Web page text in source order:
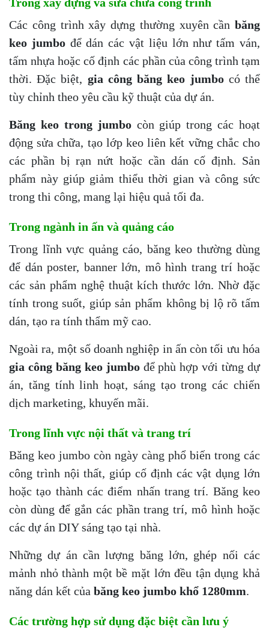
Các công trình xây dựng thường xuyên cần băng
keo jumbođể dán các vật liệu lớn như tấm ván,
tấm nhựa hoặc cố định các phần của công trình tạm
thời. Đặc biệt, gia công băng keo jumbocó thể
tùy chỉnh theo yêu cầu kỹ thuật của dự án.
Băng keo trong jumbocòn giúp trong các hoạt
động sửa chữa, tạo lớp keo liên kết vững chắc cho
các phần bị rạn nứt hoặc cần dán cố định. Sản
phẩm này giúp giảm thiểu thời gian và công sức
trong thi công, mang lại hiệu quả tối đa.
Trong ngành in ấn và quảng cáo
Trong lĩnh vực quảng cáo, băng keo thường dùng
để dán poster, banner lớn, mô hình trang trí hoặc
các sản phẩm nghệ thuật kích thước lớn. Nhờ đặc
tính trong suốt, giúp sản phẩm không bị lộ rõ tấm
dán, tạo ra tính thẩm mỹ cao.
Ngoài ra, một số doanh nghiệp in ấn còn tối ưu hóa
gia công băng keo jumbođể phù hợp với từng dự
án, tăng tính linh hoạt, sáng tạo trong các chiến
dịch marketing, khuyến mãi.
Trong lĩnh vực nội thất và trang trí
Băng keo jumbo còn ngày càng phổ biến trong các
công trình nội thất, giúp cố định các vật dụng lớn
hoặc tạo thành các điểm nhấn trang trí. Băng keo
còn dùng để gắn các phần trang trí, mô hình hoặc
các dự án DIY sáng tạo tại nhà.
Những dự án cần lượng băng lớn, ghép nối các
mảnh nhỏ thành một bề mặt lớn đều tận dụng khả
năng dán kết của băng keo jumbo khổ 1280mm.
Các trường hợp sử dụng đặc biệt cần lưu ý